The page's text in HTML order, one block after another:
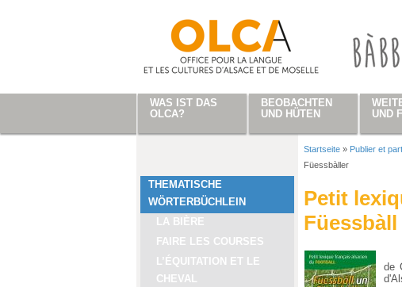
THEMATISCHE
WÖRTERBÜCHLEIN
LA BIÈRE
FAIRE LES COURSES
L’ÉQUITATION ET LE
CHEVAL
Sie sind hier
Startseite » Publier et
Füessbàller
Petit
de
WAS IST DAS
OLCA?
BEOBACHTEN
UND HÜTEN
UND